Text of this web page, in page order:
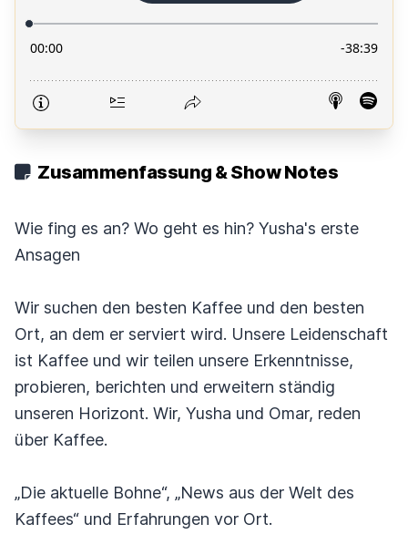
Zusammenfassung & Show Notes
Wie fing es an? Wo geht es hin? Yusha's erste
Ansagen
Wir suchen den besten Kaffee und den besten
Ort, an dem er serviert wird. Unsere Leidenschaft
ist Kaffee und wir teilen unsere Erkenntnisse,
probieren, berichten und erweitern ständig
unseren Horizont. Wir, Yusha und Omar, reden
über Kaffee.
„Die aktuelle Bohne“, „News aus der Welt des
Kaffees“ und Erfahrungen vor Ort.